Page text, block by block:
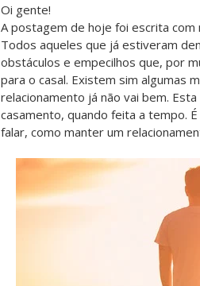
Oi gente!
A postagem de hoje foi escrita com
Todos aqueles que já estiveram
obstáculos e empecilhos que, por
para o casal. Existem sim algumas
relacionamento já não vai bem.
casamento, quando feita a tempo.
falar, como manter um